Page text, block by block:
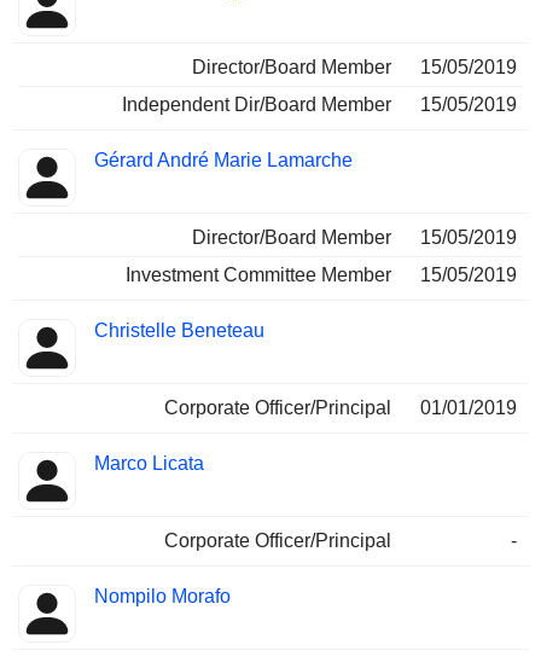
Director/Board Member
15/05/2019
Independent Dir/Board Member
15/05/2019
Gérard André Marie Lamarche
Director/Board Member
15/05/2019
Investment Committee Member
15/05/2019
Christelle Beneteau
Corporate Officer/Principal 01/01/2019
Marco Licata
Corporate Officer/Principal -
Nompilo Morafo